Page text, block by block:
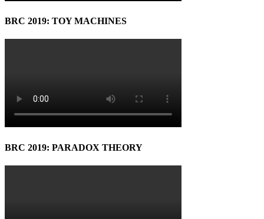
BRC 2019: TOY MACHINES
BRC 2019: PARADOX THEORY